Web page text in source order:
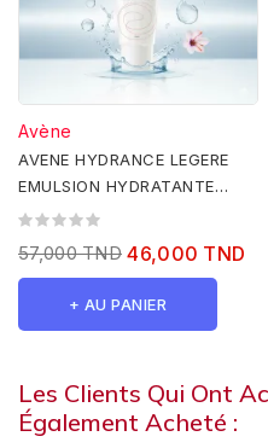
Avène
AVENE HYDRANCE LEGERE
EMULSION HYDRATANTE
40ML
57,000 TND 46,000 TND
+ AU PANIER
Les Clients Qui Ont
Également Acheté :